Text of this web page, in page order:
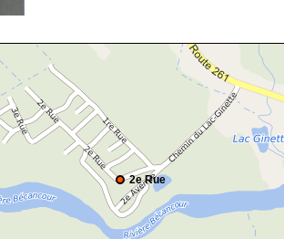
2e Rue